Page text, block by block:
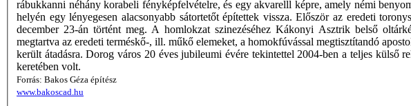
rábukkanni néhány korabeli fényképfelvételre, és egy akvarelll képre, amely némi
helyén egy lényegesen alacsonyabb sátortetőt építettek vissza. Először az eredeti
december 23-án történt meg. A homlokzat szinezéséhez Kákonyi Asztrik belső
megtartva az eredeti terméskő-, ill. műkő elemeket, a homokfúvással megtisztítandó
került átadásra. Dorog város 20 éves jubileumi évére tekintettel 2004-ben a teljes külső
keretében volt.
Forrás: Bakos Géza építész
www.bakoscad.hu